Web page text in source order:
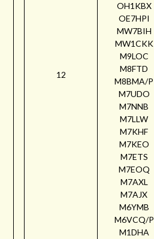
12
OH1KBX
OE7HPI
MW7BIH
MW1CKK
M9LOC
M8FTD
M8BMA/P
M7UDO
M7NNB
M7LLW
M7KHF
M7KEO
M7ETS
M7EOQ
M7AXL
M7AJX
M6YMB
M6VCQ/P
M1DHA